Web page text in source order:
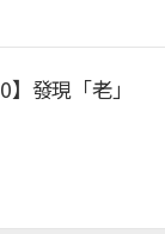
發現「老」